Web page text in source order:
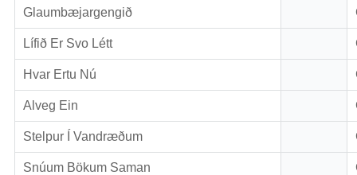
Glaumbæjargengið
Lífið Er Svo Létt
Hvar Ertu Nú
Alveg Ein
Stelpur Í Vandræðum
Snúum Bökum Saman